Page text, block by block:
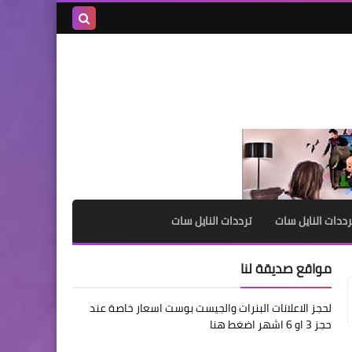
النايل سات ترددات النايل سات
مواقع صديقة لنا
لحجز الاعلانات البنرات والجيست بوست اسعار خاصة عند
حجز 3 او 6 اشهر اضغط هنا